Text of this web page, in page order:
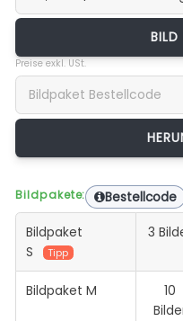
BILD
Preise exkl. USt.
Bildpakete: Bestellcode
Bildpaket
S
Tipp
3
Bildpaket M
10